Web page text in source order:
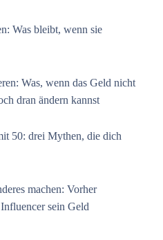
Was bleibt, wenn sie
Was, wenn das Geld nicht
dran ändern kannst
50: drei Mythen, die dich
machen: Vorher
sein Geld